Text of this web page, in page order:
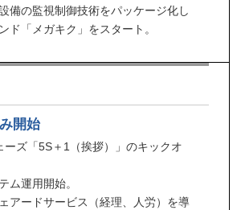
備の監視制御技術をパッケージ化し
ド「メガキク」をスタート。
開始
ーズ「5S＋1（挨拶）」のキックオ
ム運用開始。
アードサービス（経理、人労）を導